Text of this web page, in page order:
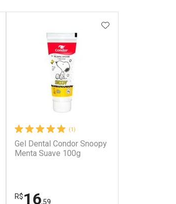
AOS FAVORITOS
(1)
Gel Dental Condor Snoopy
Menta Suave 100g
R$16,59
ADICIONAR AOS